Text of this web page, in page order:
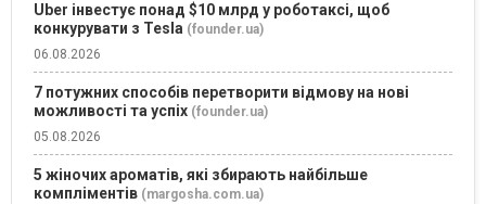
Uber інвестує понад $10 млрд у роботаксі, щоб
конкурувати з Tesla (founder.ua)
06.08.2026
7 потужних способів перетворити відмову на нові
можливості та успіх (founder.ua)
05.08.2026
5 жіночих ароматів, які збирають найбільше
компліментів (margosha.com.ua)